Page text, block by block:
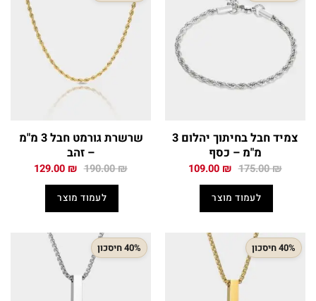
צמיד חבל בחיתוך יהלום 3
מ"מ – כסף
175.00₪ המחיר
175.00 ₪.
109.00 ₪ המחיר
לעמוד מוצר
שרשרת גורמט חבל 3 מ"מ
– זהב
190.00₪ המחיר
190.00 ₪.
129.00 ₪ המחיר
לעמוד מוצר
40% חיסכון 40% חיסכון